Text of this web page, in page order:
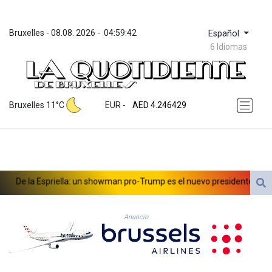
Bruxelles - 08.08. 2026 - 04:59:42 Español
6 Idiomas
Bruxelles 11°C EUR -
ZWL 372.275202
AED 4.246429
AFN 76.887634
ARS 1724.882575
AUD 1.635501
AZN 1.97002
BAM 1.961391
BBD 2.328337
BDT 143.102254
De la Espriella: un showman pro-Trump es el nuevo presidente de
Anuncio